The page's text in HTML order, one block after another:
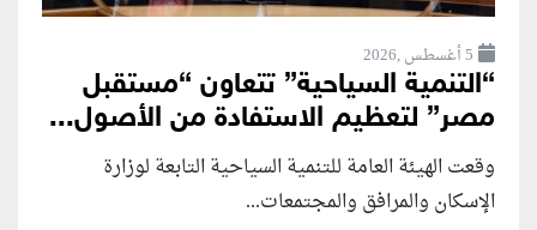
5 أغسطس ,2026
“التنمية السياحية” تتعاون “مستقبل
مصر” لتعظيم الاستفادة من الأصول...
وقعت الهيئة العامة للتنمية السياحية التابعة لوزارة
الإسكان والمرافق والمجتمعات...